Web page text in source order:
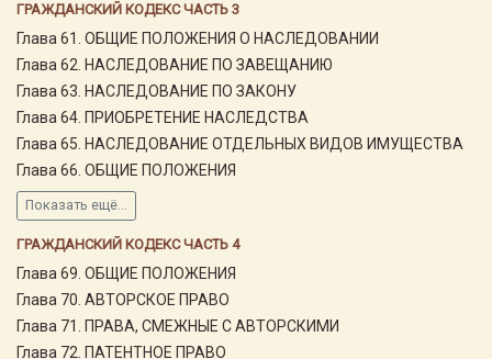
ГРАЖДАНСКИЙ КОДЕКС ЧАСТЬ 3
Глава 61. ОБЩИЕ ПОЛОЖЕНИЯ О НАСЛЕДОВАНИИ
Глава 62. НАСЛЕДОВАНИЕ ПО ЗАВЕЩАНИЮ
Глава 63. НАСЛЕДОВАНИЕ ПО ЗАКОНУ
Глава 64. ПРИОБРЕТЕНИЕ НАСЛЕДСТВА
Глава 65. НАСЛЕДОВАНИЕ ОТДЕЛЬНЫХ ВИДОВ ИМУЩЕСТВА
Глава 66. ОБЩИЕ ПОЛОЖЕНИЯ
Показать ещё...
ГРАЖДАНСКИЙ КОДЕКС ЧАСТЬ 4
Глава 69. ОБЩИЕ ПОЛОЖЕНИЯ
Глава 70. АВТОРСКОЕ ПРАВО
Глава 71. ПРАВА, СМЕЖНЫЕ С АВТОРСКИМИ
Глава 72. ПАТЕНТНОЕ ПРАВО